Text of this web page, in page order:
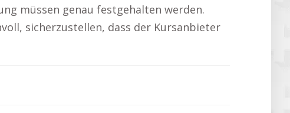
müssen genau festgehalten werden.
sicherzustellen, dass der Kursanbieter